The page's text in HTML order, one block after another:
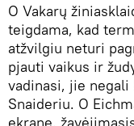
O Vakarų
teigdama, kad
atžvilgiu neturi
pjauti vaikus ir
vadinasi, jie
Snaideriu. O
ekrane,